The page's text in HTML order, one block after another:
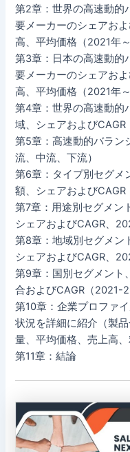
第2章：世界の高速動的
要メーカーのシェアお
高、平均価格（2021年
第3章：日本の高速動的
要メーカーのシェアお
高、平均価格（2021年
第4章：世界の高速動的
域、シェアおよびCAGR
第5章：高速動的バラン
流、中流、下流）
第6章：タイプ別セグメ
額、シェアおよびCAGR
第7章：用途別セグメン
シェアおよびCAGR、
第8章：地域別セグメン
シェアおよびCAGR、
第9章：国別セグメント
合およびCAGR（2021-
第10章：企業プロファ
状況を詳細に紹介（製
量、平均価格、売上高、
第11章：結論